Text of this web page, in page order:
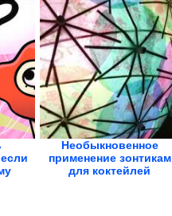
Необыкновенное
применение зонтикам
для коктейлей